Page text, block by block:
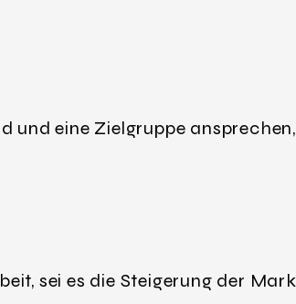
eine Zielgruppe
sei es die Steigerung der